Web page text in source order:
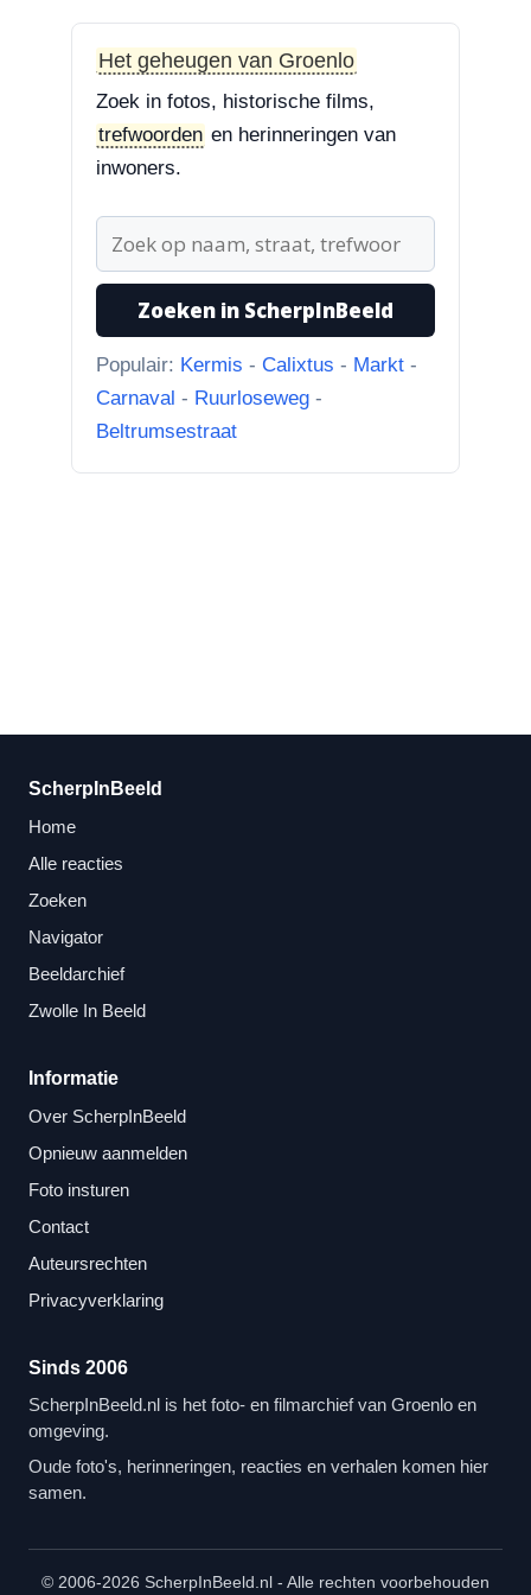
“Treurbeuk op het ravelijn
Styrum. Pracht boom!”
3-8-2026
Zoekplaatjes uit Grolle
“Nog een tip. Deze buurman
“naar...”
1-8-2026
Koningssteeg met parkeerterrein
Het geheugen van Groenlo
Zoek in fotos, historische films,
trefwoorden en herinneringen van
inwoners.
Zoeken in ScherpInBeeld
Populair: Kermis - Calixtus - Markt -
Carnaval - Ruurloseweg -
Beltrumsestraat
ScherpInBeeld
Home
Alle reacties
Zoeken
Navigator
Beeldarchief
Zwolle In Beeld
Informatie
Over ScherpInBeeld
Opnieuw aanmelden
Foto insturen
Contact
Auteursrechten
Privacyverklaring
Sinds 2006
ScherpInBeeld.nl is het foto- en filmarchief van Groenlo en
omgeving.
Oude foto's, herinneringen, reacties en verhalen komen hier
samen.
© 2006-2026 ScherpInBeeld.nl - Alle rechten voorbehouden